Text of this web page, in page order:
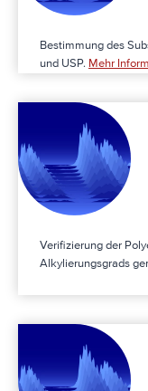
Bestimmung des
und USP. Mehr
Verifizierung der
Alkylierungsgrads